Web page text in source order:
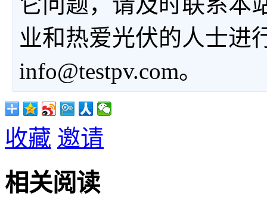
业和热爱光伏的人士进
info@testpv.com。
收藏 邀请
相关阅读